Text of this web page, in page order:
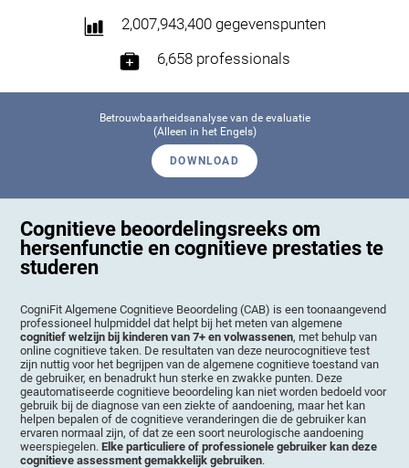
2,007,943,400 gegevenspunten
6,658 professionals
Betrouwbaarheidsanalyse van de evaluatie
(Alleen in het Engels)
DOWNLOAD
Cognitieve beoordelingsreeks om
hersenfunctie en cognitieve prestaties te
studeren
CogniFit Algemene Cognitieve Beoordeling (CAB) is een toonaangevend
professioneel hulpmiddel dat helpt bij het meten van algemene
cognitief welzijn bij kinderen van 7+ en volwassenen, met behulp van
online cognitieve taken. De resultaten van deze neurocognitieve test
zijn nuttig voor het begrijpen van de algemene cognitieve toestand van
de gebruiker, en benadrukt hun sterke en zwakke punten. Deze
geautomatiseerde cognitieve beoordeling kan niet worden bedoeld voor
gebruik bij de diagnose van een ziekte of aandoening, maar het kan
helpen bepalen of de cognitieve veranderingen die de gebruiker kan
ervaren normaal zijn, of dat ze een soort neurologische aandoening
weerspiegelen.Elke particuliere of professionele gebruiker kan deze
cognitieve assessment gemakkelijk gebruiken.